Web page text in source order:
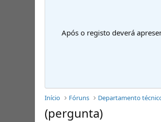
Após o registo deverá
Início Fóruns Departamento
(pergunta)